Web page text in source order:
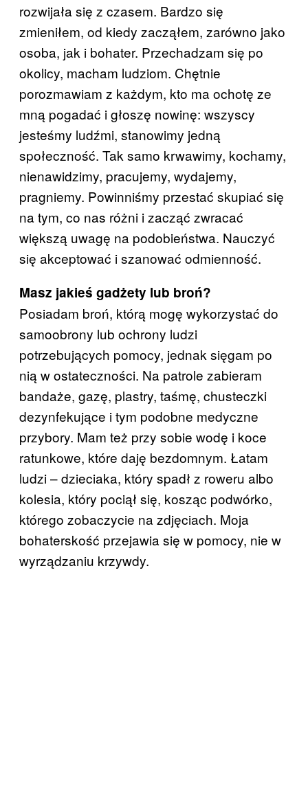
rozwijała się z czasem. Bardzo się
zmieniłem, od kiedy zacząłem, zarówno jako
osoba, jak i bohater. Przechadzam się po
okolicy, macham ludziom. Chętnie
porozmawiam z każdym, kto ma ochotę ze
mną pogadać i głoszę nowinę: wszyscy
jesteśmy ludźmi, stanowimy jedną
społeczność. Tak samo krwawimy, kochamy,
nienawidzimy, pracujemy, wydajemy,
pragniemy. Powinniśmy przestać skupiać się
na tym, co nas różni i zacząć zwracać
większą uwagę na podobieństwa. Nauczyć
się akceptować i szanować odmienność.
Masz jakieś gadżety lub broń?
Posiadam broń, którą mogę wykorzystać do
samoobrony lub ochrony ludzi
potrzebujących pomocy, jednak sięgam po
nią w ostateczności. Na patrole zabieram
bandaże, gazę, plastry, taśmę, chusteczki
dezynfekujące i tym podobne medyczne
przybory. Mam też przy sobie wodę i koce
ratunkowe, które daję bezdomnym. Łatam
ludzi – dzieciaka, który spadł z roweru albo
kolesia, który pociął się, kosząc podwórko,
którego zobaczycie na zdjęciach. Moja
bohaterskość przejawia się w pomocy, nie w
wyrządzaniu krzywdy.